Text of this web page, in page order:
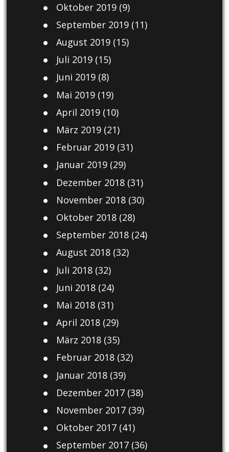
Oktober 2019(9)
September 2019(11)
August 2019(15)
Juli 2019(15)
Juni 2019(8)
Mai 2019(19)
April 2019(10)
März 2019(21)
Februar 2019(31)
Januar 2019(29)
Dezember 2018(31)
November 2018(30)
Oktober 2018(28)
September 2018(24)
August 2018(32)
Juli 2018(32)
Juni 2018(24)
Mai 2018(31)
April 2018(29)
März 2018(35)
Februar 2018(32)
Januar 2018(39)
Dezember 2017(38)
November 2017(39)
Oktober 2017(41)
September 2017(36)